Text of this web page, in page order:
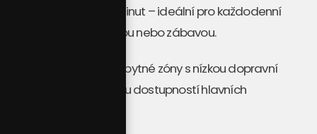
autem během cca 9 minut – ideální pro každodenní
dojíždění za prací, školou nebo zábavou.
obytné zóny s nízkou dopravní
zátěží a zároveň skvělou dostupností hlavních